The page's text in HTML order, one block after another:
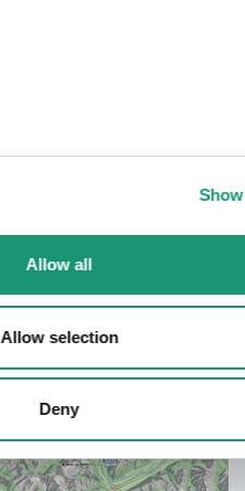
Allow all
Allow selection
Deny